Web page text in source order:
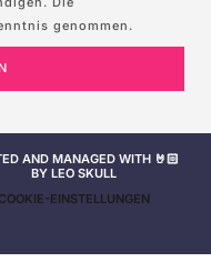
genommen.
AND MANAGED WITH 🤘🏻
BY LEO SKULL
COOKIE-EINSTELLUNGEN